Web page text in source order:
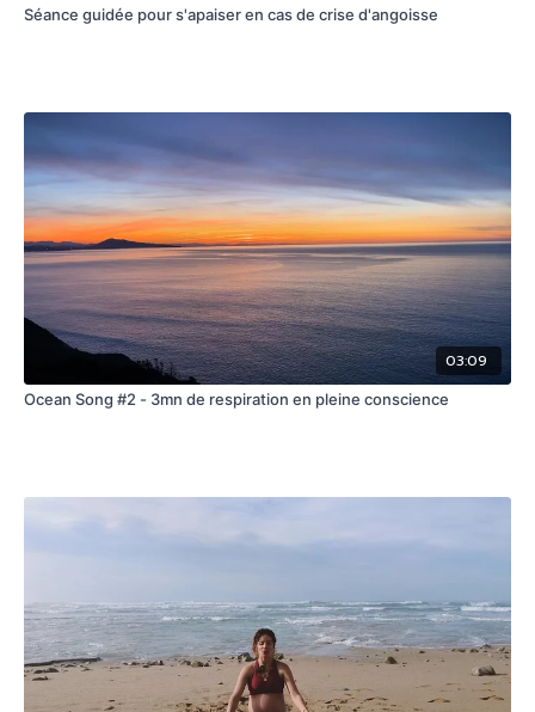
Séance guidée pour s'apaiser en cas de crise d'angoisse
03:09
Ocean Song #2 - 3mn de respiration en pleine conscience